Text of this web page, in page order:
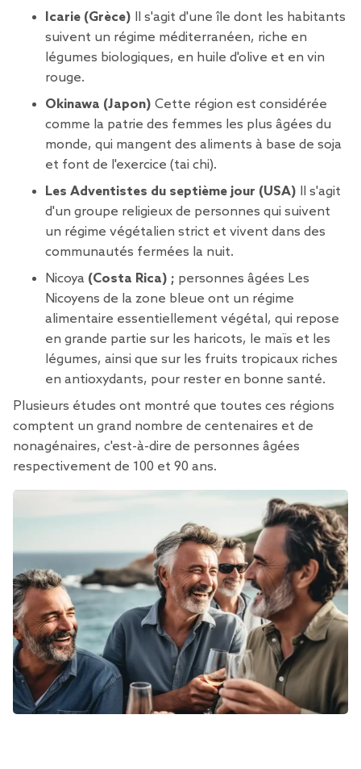
Icarie (Grèce) Il s'agit d'une île dont les habitants
suivent un régime méditerranéen, riche en
légumes biologiques, en huile d'olive et en vin
rouge.
Okinawa (Japon) Cette région est considérée
comme la patrie des femmes les plus âgées du
monde, qui mangent des aliments à base de soja
et font de l'exercice (tai chi).
Les Adventistes du septième jour (USA) Il s'agit
d'un groupe religieux de personnes qui suivent
un régime végétalien strict et vivent dans des
communautés fermées la nuit.
Nicoya (Costa Rica) ; personnes âgées Les
Nicoyens de la zone bleue ont un régime
alimentaire essentiellement végétal, qui repose
en grande partie sur les haricots, le maïs et les
légumes, ainsi que sur les fruits tropicaux riches
en antioxydants, pour rester en bonne santé.
Plusieurs études ont montré que toutes ces régions
comptent un grand nombre de centenaires et de
nonagénaires, c'est-à-dire de personnes âgées
respectivement de 100 et 90 ans.